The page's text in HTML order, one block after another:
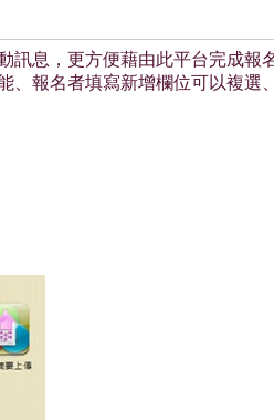
訊息，更方便藉由此平台完成報
、報名者填寫新增欄位可以複選